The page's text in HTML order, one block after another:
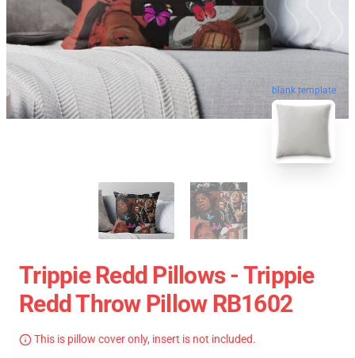
blank template
Trippie Redd Pillows - Trippie
Redd Throw Pillow RB1602
This is pillow cover only, insert is not included.